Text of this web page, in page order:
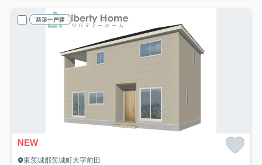
新築一戸建
NEW
東茨城郡茨城町大字前田